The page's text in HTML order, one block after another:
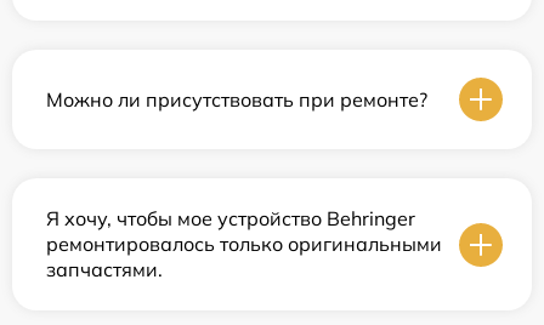
Можно ли присутствовать при ремонте?
Я хочу, чтобы мое устройство Behringer
ремонтировалось только оригинальными
запчастями.